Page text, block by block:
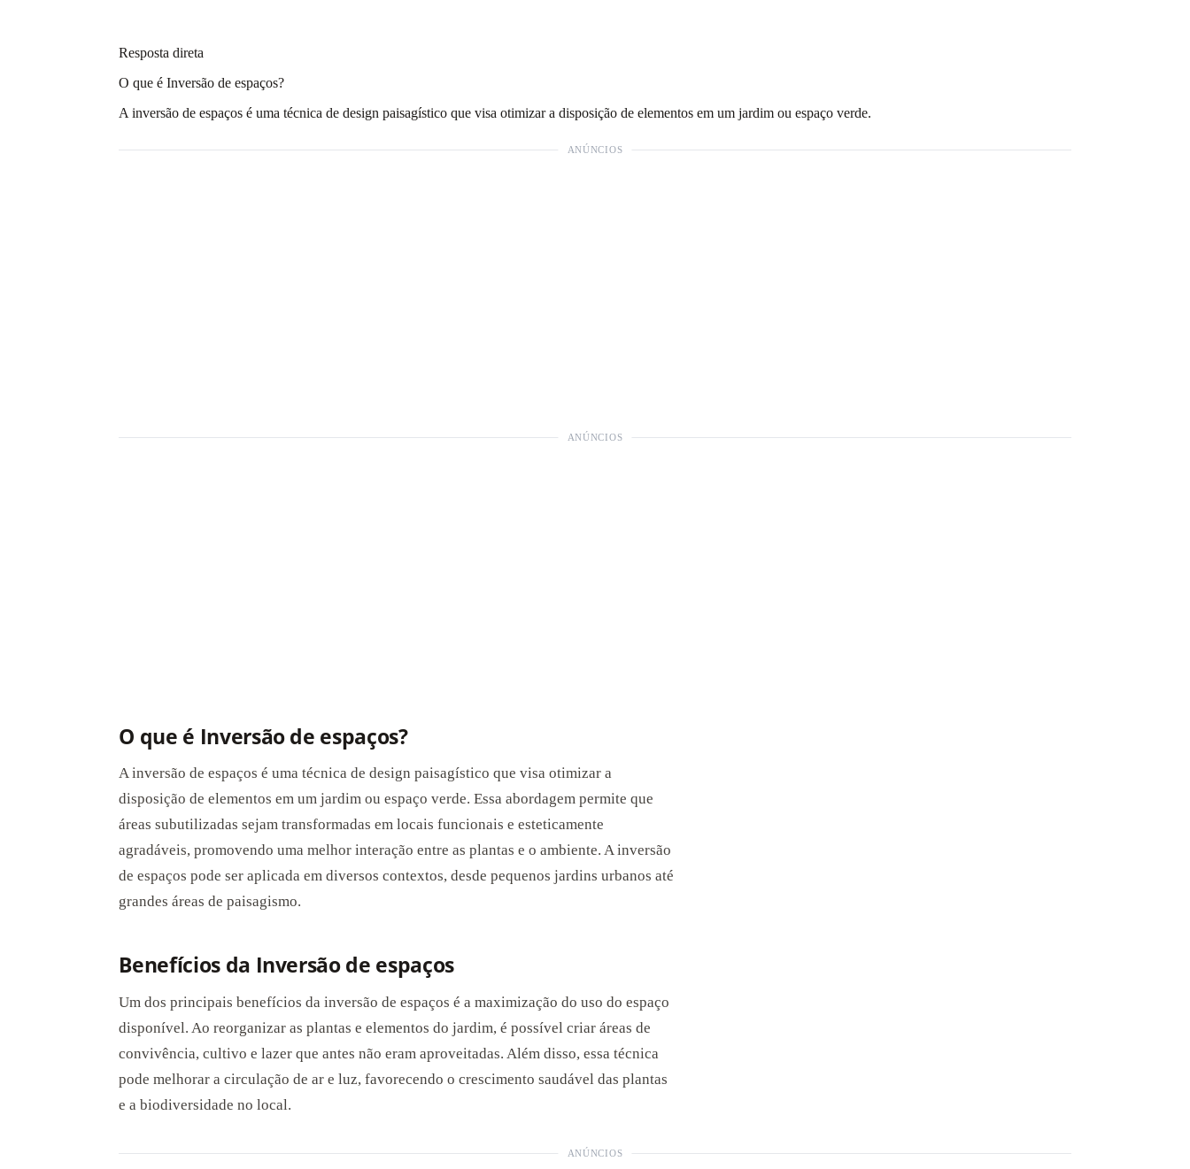
Resposta direta
O que é Inversão de espaços?
A inversão de espaços é uma técnica de design paisagístico que visa otimizar a disposição de elementos em um jardim ou espaço verde.
ANÚNCIOS
ANÚNCIOS
O que é Inversão de espaços?
A inversão de espaços é uma técnica de design paisagístico que visa otimizar a
disposição de elementos em um jardim ou espaço verde. Essa abordagem permite que
áreas subutilizadas sejam transformadas em locais funcionais e esteticamente
agradáveis, promovendo uma melhor interação entre as plantas e o ambiente. A inversão
de espaços pode ser aplicada em diversos contextos, desde pequenos jardins urbanos até
grandes áreas de paisagismo.
Benefícios da Inversão de espaços
Um dos principais benefícios da inversão de espaços é a maximização do uso do espaço
disponível. Ao reorganizar as plantas e elementos do jardim, é possível criar áreas de
convivência, cultivo e lazer que antes não eram aproveitadas. Além disso, essa técnica
pode melhorar a circulação de ar e luz, favorecendo o crescimento saudável das plantas
e a biodiversidade no local.
ANÚNCIOS